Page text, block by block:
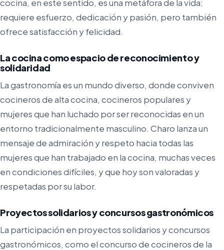
cocina, en este sentido, es una metáfora de la vida:
requiere esfuerzo, dedicación y pasión, pero también
ofrece satisfacción y felicidad.
La cocina como espacio de reconocimiento y
solidaridad
La gastronomía es un mundo diverso, donde conviven
cocineros de alta cocina, cocineros populares y
mujeres que han luchado por ser reconocidas en un
entorno tradicionalmente masculino. Charo lanza un
mensaje de admiración y respeto hacia todas las
mujeres que han trabajado en la cocina, muchas veces
en condiciones difíciles, y que hoy son valoradas y
respetadas por su labor.
Proyectos solidarios y concursos gastronómicos
La participación en proyectos solidarios y concursos
gastronómicos, como el concurso de cocineros de la